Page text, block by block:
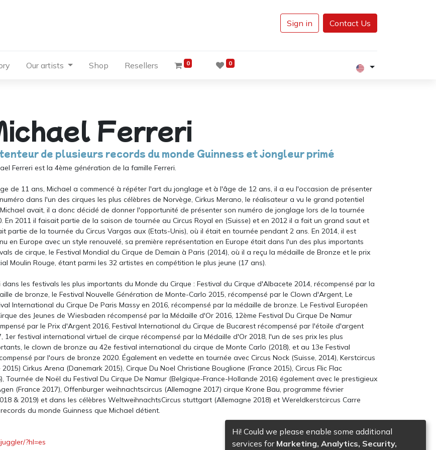
Sign in Contact Us
Our artists Shop Resellers 0 0
Ferreri
de plusieurs records du monde Guinness et jongleur primé
Ferreri est la 4ème génération de la famille Ferreri.
de 11 ans, Michael a commencé à répéter l'art du jonglage et à l'âge de 12 ans, il a eu l'occasion de présenter
dans l'un des cirques les plus célèbres de Norvège, Cirkus Merano, le réalisateur a vu le grand potentiel
avait, il a donc décidé de donner l'opportunité de présenter son numéro de jonglage lors de la tournée
En 2011 il faisait partie de la saison de tournée au Circus Royal en (Suisse) et en 2012 il a fait un grand saut et
partie de la tournée du Circus Vargas aux (Etats-Unis), où il était en tournée pendant 2 ans. En 2014, il est
en Europe avec un style renouvelé, sa première représentation en Europe était dans l'un des plus importants
de cirque, le Festival Mondial du Cirque de Demain à Paris (2014), où il a reçu la médaille de Bronze et le prix
Moulin Rouge, étant parmi les 32 artistes en compétition le plus jeune (17 ans).
dans les festivals les plus importants du Monde du Cirque : Festival du Cirque d'Albacete 2014, récompensé par la
de bronze, le Festival Nouvelle Génération de Monte-Carlo 2015, récompensé par le Clown d'Argent, Le
International du Cirque De Paris Massy en 2016, récompensé par la médaille de bronze. Le Festival Européen
des Jeunes de Wiesbaden récompensé par la Médaille d'Or 2016, 12ème Festival Du Cirque De Namur
par le Prix d'Argent 2016, Festival International du Cirque de Bucarest récompensé par l'étoile d'argent
1er festival international virtuel de cirque récompensé par la Médaille d'Or 2018, l'un de ses prix les plus
le clown de bronze au 42e festival international du cirque de Monte Carlo (2018), et au 13e Festival
par l'ours de bronze 2020. Également en vedette en tournée avec Circus Nock (Suisse, 2014), Kerstcircus
Cirkus Arena (Danemark 2015), Cirque Du Noel Christiane Bouglione (France 2015), Circus Flic Flac
Tournée de Noël du Festival Du Cirque De Namur (Belgique-France-Hollande 2016) également avec le prestigieux
(France 2017), Offenburger weihnachtscircus (Allemagne 2017) cirque Krone Bau, programme février
& 2019) et dans les célèbres WeltweihnachtsCircus stuttgart (Allemagne 2018) et Wereldkerstcircus Carre
du monde Guinness que Michael détient.
?hl=es
info
de-Bay 105
- 17:00
32 07
Customer support
Foire aux questions (FAQ)
Conditions Générales
D'utilisation (CGU)
De vente (CGV)
Distribution
Hi! Could we please enable some additional
services for Marketing, Analytics, Security,